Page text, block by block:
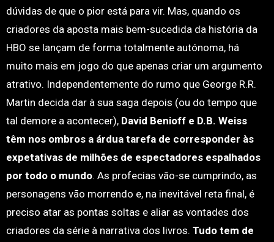
dúvidas de que o pior está para vir. Mas, quando os
criadores da aposta mais bem-sucedida da história da
HBO se lançam de forma totalmente autónoma, há
muito mais em jogo do que apenas criar um argumento
atrativo. Independentemente do rumo que George R.R.
Martin decida dar à sua saga depois (ou do tempo que
tal demore a acontecer), David Benioff e D.B. Weiss
têm nos ombros a árdua tarefa de corresponder às
expetativas de milhões de espectadores espalhados
por todo o mundo. As profecias vão-se cumprindo, as
personagens vão morrendo e, na inevitável reta final, é
preciso atar as pontas soltas e aliar as vontades dos
criadores da série à narrativa dos livros. Tudo tem de